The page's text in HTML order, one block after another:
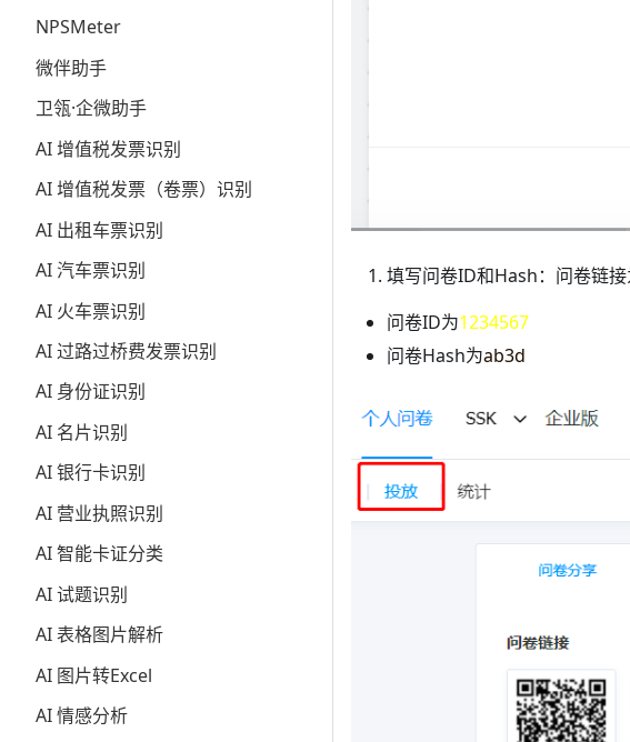
NPSMeter
微伴助手
卫瓴·企微助手
AI 增值税发票识别
AI 增值税发票（卷票）识别
AI 出租车票识别
AI 汽车票识别
AI 火车票识别
AI 过路过桥费发票识别
AI 身份证识别
AI 名片识别
AI 银行卡识别
AI 营业执照识别
AI 智能卡证分类
AI 试题识别
AI 表格图片解析
AI 图片转Excel
AI 情感分析
填写问卷ID和Hash：问卷链接
问卷ID为1234567
问卷Hash为ab3d